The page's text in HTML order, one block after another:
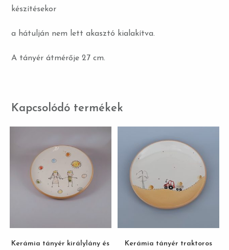
készítésekor
a hátulján nem lett akasztó kialakítva.
A tányér átmérője 27 cm.
Kapcsolódó termékek
Kerámia tányér királylány és
Kerámia tányér traktoros